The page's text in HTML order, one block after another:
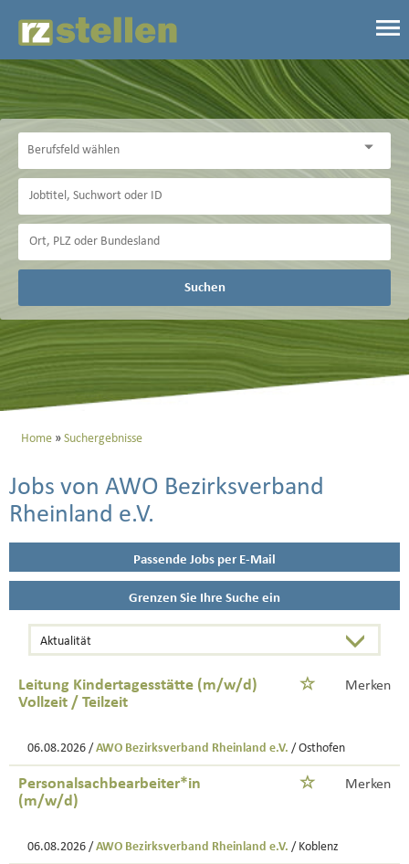
Suchen
Home Suchergebnisse
Jobs von AWO Bezirksverband
Rheinland e.V.
Passende Jobs per E-Mail
Grenzen Sie Ihre Suche ein
Leitung Kindertagesstätte (m/w/d)
Vollzeit / Teilzeit
Merken
06.08.2026 / AWO Bezirksverband Rheinland e.V. / Osthofen
Personalsachbearbeiter*in
(m/w/d)
Merken
06.08.2026 / AWO Bezirksverband Rheinland e.V. / Koblenz